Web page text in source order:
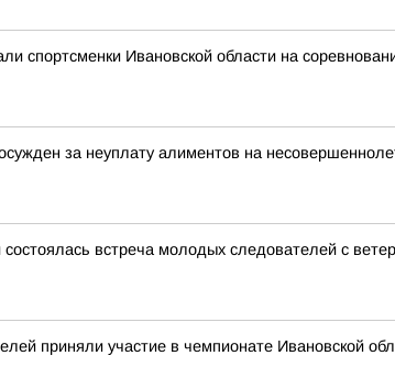
спортсменки Ивановской области на
за неуплату алиментов на
встреча молодых следователей с
приняли участие в чемпионате Ивановской